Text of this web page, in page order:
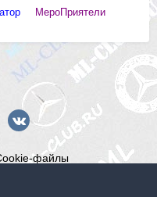
МероПриятели
файлы